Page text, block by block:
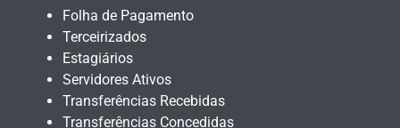
Folha de Pagamento
Terceirizados
Estagiários
Servidores Ativos
Transferências Recebidas
Transferências Concedidas